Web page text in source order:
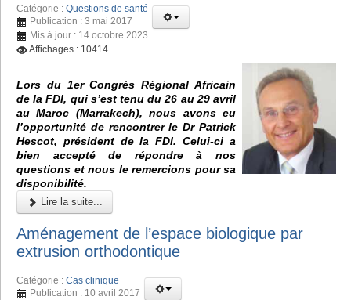
Catégorie : Questions de santé
Publication : 3 mai 2017
Mis à jour : 14 octobre 2023
Affichages : 10414
Lors du 1er Congrès Régional Africain
de la FDI, qui s’est tenu du 26 au 29 avril
au Maroc (Marrakech), nous avons eu
l’opportunité de rencontrer le Dr Patrick
Hescot, président de la FDI. Celui-ci a
bien accepté de répondre à nos
questions et nous le remercions pour sa
disponibilité.
Lire la suite...
Aménagement de l’espace biologique par
extrusion orthodontique
Catégorie : Cas clinique
Publication : 10 avril 2017